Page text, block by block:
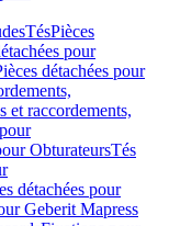
TésPièces
pour
détachées pour
et raccordements,
ObturateursTés
détachées pour
Geberit Mapress